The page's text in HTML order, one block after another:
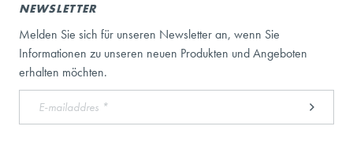
NEWSLETTER
Melden Sie sich für unseren Newsletter an, wenn Sie
Informationen zu unseren neuen Produkten und Angeboten
erhalten möchten.